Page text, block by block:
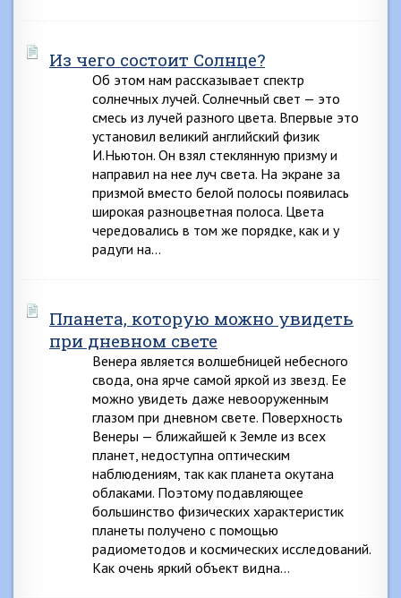
Из чего состоит Солнце?
Об этом нам рассказывает спектр
солнечных лучей. Солнечный свет — это
смесь из лучей разного цвета. Впервые это
установил великий английский физик
И.Ньютон. Он взял стеклянную призму и
направил на нее луч света. На экране за
призмой вместо белой полосы появилась
широкая разноцветная полоса. Цвета
чередовались в том же порядке, как и у
радуги на…
Планета, которую можно увидеть
при дневном свете
Венера является волшебницей небесного
свода, она ярче самой яркой из звезд. Ее
можно увидеть даже невооруженным
глазом при дневном свете. Поверхность
Венеры — ближайшей к Земле из всех
планет, недоступна оптическим
наблюдениям, так как планета окутана
облаками. Поэтому подавляющее
большинство физических характеристик
планеты получено с помощью
радиометодов и космических исследований.
Как очень яркий объект видна…